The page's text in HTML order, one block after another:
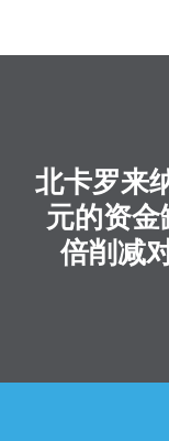
北卡罗来
元的资
倍削减